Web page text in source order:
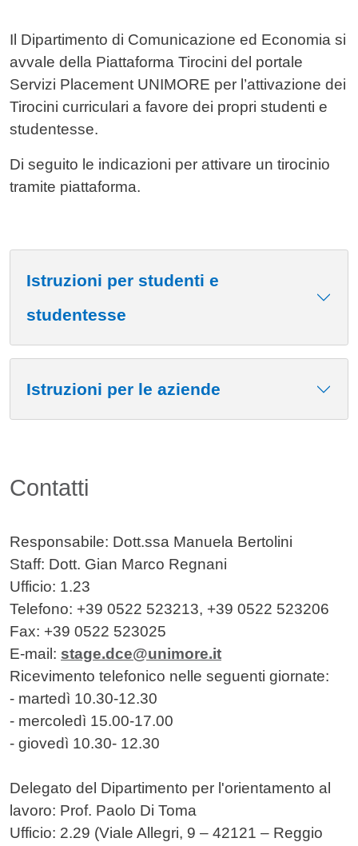
Il Dipartimento di Comunicazione ed Economia si
avvale della Piattaforma Tirocini del portale
Servizi Placement UNIMORE per l’attivazione dei
Tirocini curriculari a favore dei propri studenti e
studentesse.
Di seguito le indicazioni per attivare un tirocinio
tramite piattaforma.
Istruzioni per studenti e
studentesse
Istruzioni per le aziende
Contatti
Responsabile: Dott.ssa Manuela Bertolini
Staff: Dott. Gian Marco Regnani
Ufficio: 1.23
Telefono: +39 0522 523213, +39 0522 523206
Fax: +39 0522 523025
E-mail: stage.dce@unimore.it
Ricevimento telefonico nelle seguenti giornate:
- martedì 10.30-12.30
- mercoledì 15.00-17.00
- giovedì 10.30- 12.30
Delegato del Dipartimento per l'orientamento al
lavoro: Prof. Paolo Di Toma
Ufficio: 2.29 (Viale Allegri, 9 – 42121 – Reggio